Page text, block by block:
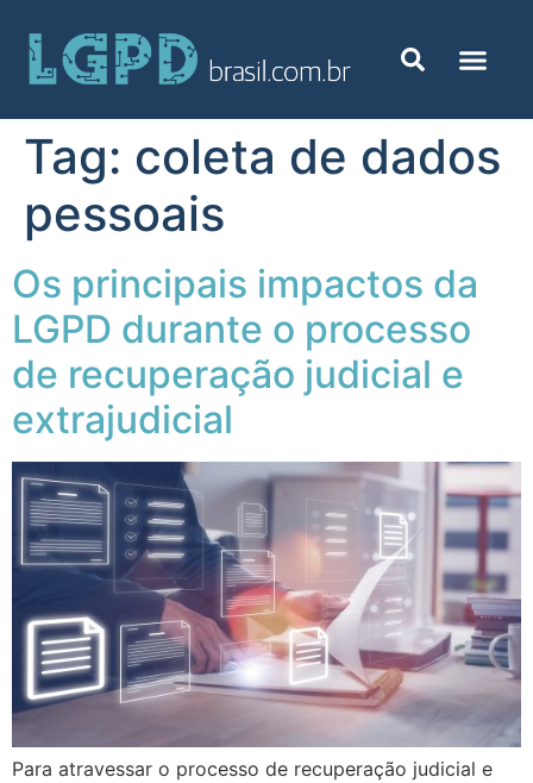
Tag: coleta de dados
pessoais
Os principais impactos da
LGPD durante o processo
de recuperação judicial e
extrajudicial
Para atravessar o processo de recuperação judicial e